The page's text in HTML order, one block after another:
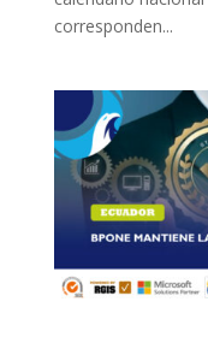
corresponden...